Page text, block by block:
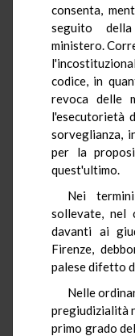
consenta,
seguito
ministero.
codice, in
revoca delle
l'esecutorietà
sorveglianza,
per la
quest'ultimo.
Nei
sollevate, nel
davanti ai
Firenze,
palese difetto
Nelle
pregiudizialità
primo grado